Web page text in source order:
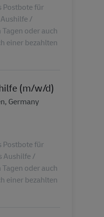
Postbote für
/
oder auch
einer bezahlten
(m/w/d)
Germany
Postbote für
Aushilfe /
oder auch
einer bezahlten